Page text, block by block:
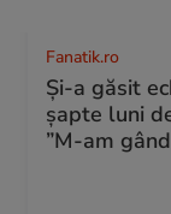
Fanatik.ro
Și-a găsit
șapte luni
”M-am